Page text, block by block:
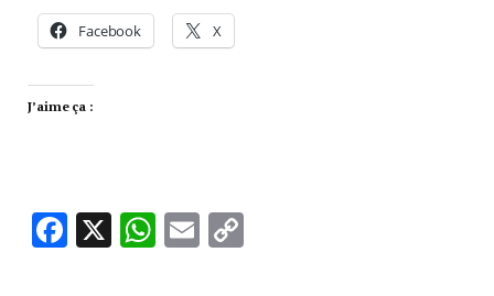
Facebook X
J’aime ça :
Facebook
X WhatsApp
Email